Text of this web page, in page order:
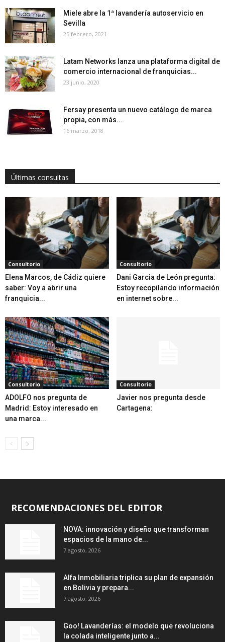
Miele abre la 1ª lavandería autoservicio en
Sevilla
25 febrero, 2021
Latam Networks lanza una plataforma digital de
comercio internacional de franquicias...
23 junio, 2020
Fersay presenta un nuevo catálogo de marca
propia, con más...
16 marzo, 2018
Últimas consultas
Consultorio
Elena Marcos, de Cádiz quiere
saber: Voy a abrir una
franquicia...
Consultorio
Dani Garcia de León pregunta:
Estoy recopilando información
en internet sobre...
Consultorio
ADOLFO nos pregunta de
Madrid: Estoy interesado en
una marca...
Consultorio
Javier nos pregunta desde
Cartagena:
RECOMENDACIONES DEL EDITOR
NOVA: innovación y diseño que transforman
espacios de la mano de...
7 agosto, 2026
Alfa Inmobiliaria triplica su plan de expansión
en Bolivia y prepara...
7 agosto, 2026
Goo! Lavanderías: el modelo que revoluciona
la colada inteligente junto a...